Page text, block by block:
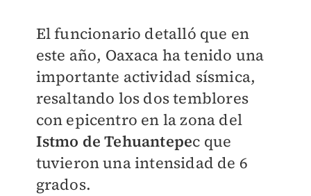
El funcionario detalló que en
este año, Oaxaca ha tenido una
importante actividad sísmica,
resaltando los dos temblores
con epicentro en la zona del
Istmo de Tehuantepec que
tuvieron una intensidad de 6
grados.